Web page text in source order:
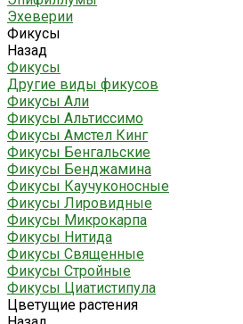
Эхеверии
Фикусы
Назад
Фикусы
Другие виды фикусов
Фикусы Али
Фикусы Альтиссимо
Фикусы Амстел Кинг
Фикусы Бенгальские
Фикусы Бенджамина
Фикусы Каучуконосные
Фикусы Лировидные
Фикусы Микрокарпа
Фикусы Нитида
Фикусы Священные
Фикусы Стройные
Фикусы Циатистипула
Цветущие растения